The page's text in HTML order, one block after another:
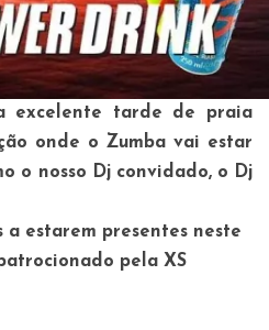
excelente tarde de praia
onde o Zumba vai estar
o nosso Dj convidado, o Dj
a estarem presentes neste
pela XS